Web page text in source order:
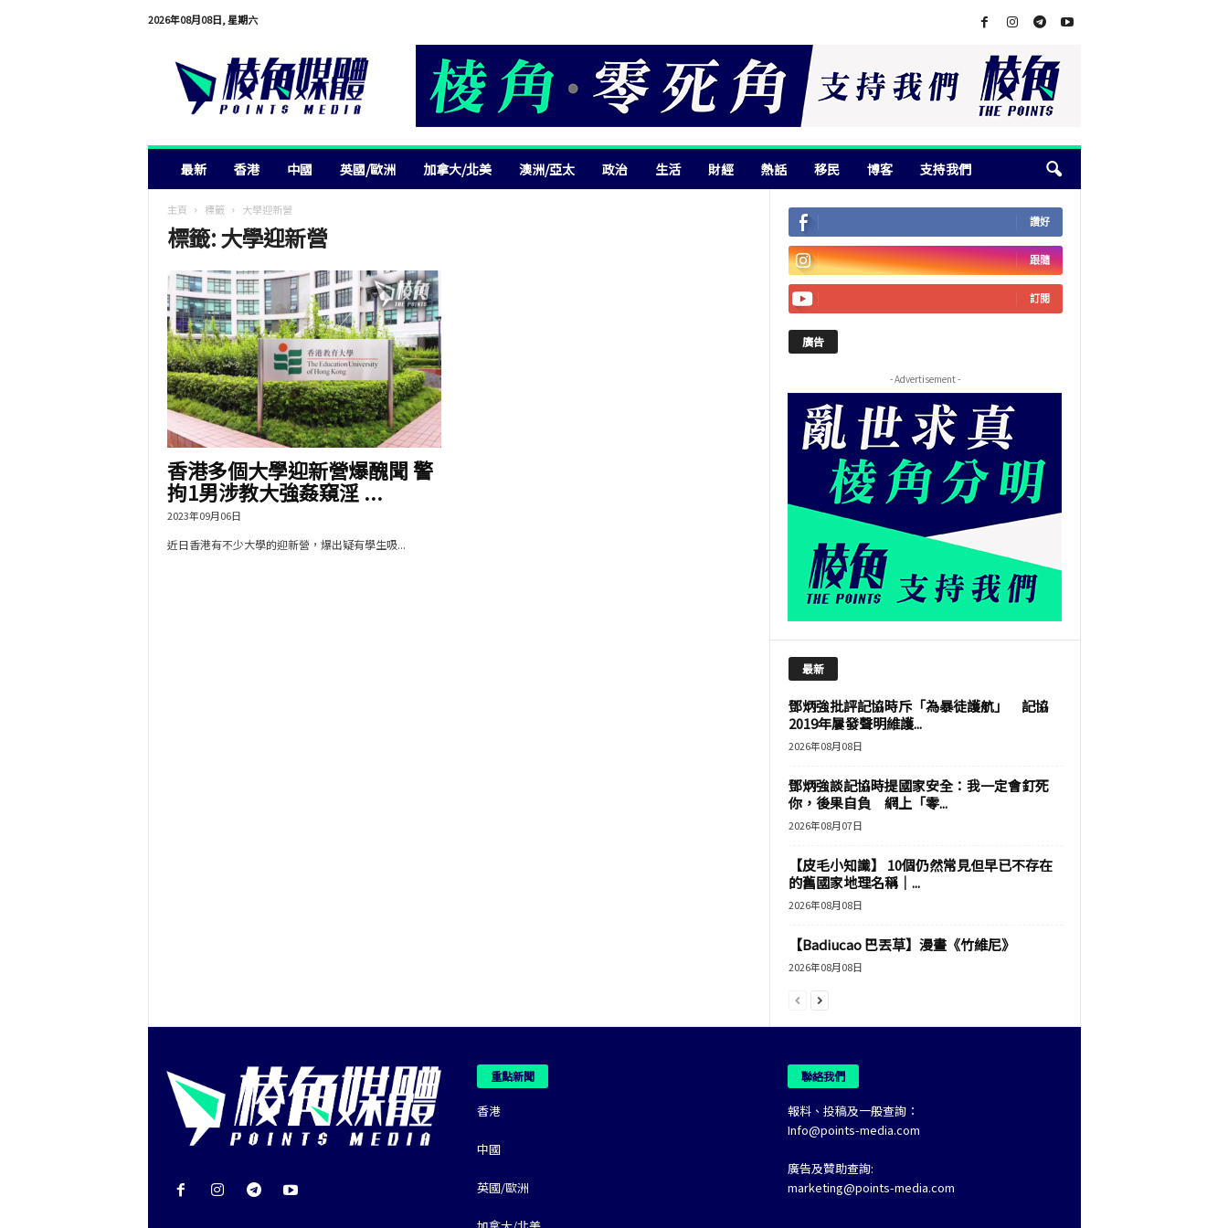
2026年08月08日, 星期六
最新 香港 中國 英國/歐洲 加拿大/北美 澳洲/亞太 政治 生活 財經 熱話 移民 博客 支持我們
主頁 標籤 大學迎新營
標籤: 大學迎新營
香港多個大學迎新營爆醜聞 警
拘1男涉教大強姦窺淫 ...
2023年09月06日
近日香港有不少大學的迎新營，爆出疑有學生吸...
讚好
跟隨
訂閱
廣告
- Advertisement -
最新
鄧炳強批評記協時斥「為暴徒護航」 記協
2019年屢發聲明維護...
2026年08月08日
鄧炳強談記協時提國家安全：我一定會釘死
你，後果自負 網上「零...
2026年08月07日
【皮毛小知識】 10個仍然常見但早已不存在
的舊國家地理名稱｜...
2026年08月08日
【Badiucao 巴丟草】漫畫《竹維尼》
2026年08月08日
重點新聞
香港
中國
英國/歐洲
聯絡我們
報料、投稿及一般查詢：
Info@points-media.com
廣告及贊助查詢:
marketing@points-media.com